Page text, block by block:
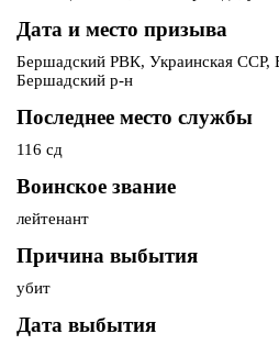
Дата и место призыва
Бершадский РВК, Украинская ССР,
Бершадский р-н
Последнее место службы
116 сд
Воинское звание
лейтенант
Причина выбытия
убит
Дата выбытия